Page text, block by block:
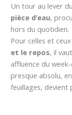
Un tour au lever
pièce d’eau,
hors du quotidien.
Pour celles et
et le repos, il
affluence du week-
presque absolu,
feuillages, devient